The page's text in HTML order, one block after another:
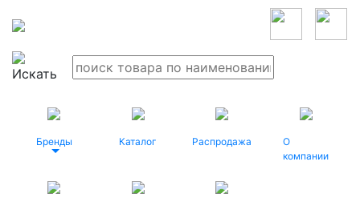
Бренды Каталог Распродажа
О
компании